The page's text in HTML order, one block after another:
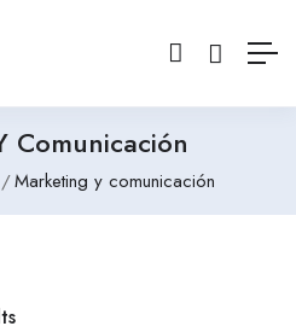
Comunicación
Marketing y comunicación